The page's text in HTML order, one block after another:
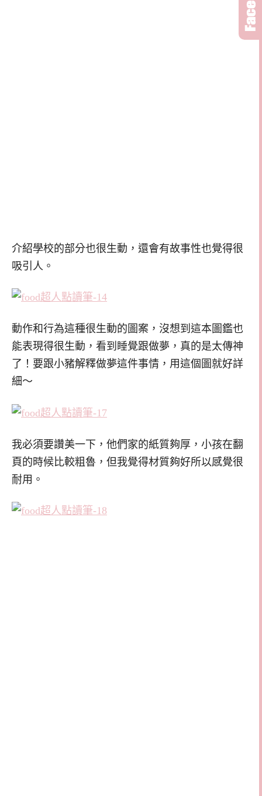
介紹學校的部分也很生動，還會有故事性也覺得很
吸引人。
動作和行為這種很生動的圖案，沒想到這本圖鑑也
能表現得很生動，看到睡覺跟做夢，真的是太傳神
了！要跟小豬解釋做夢這件事情，用這個圖就好詳
細～
我必須要讚美一下，他們家的紙質夠厚，小孩在翻
頁的時候比較粗魯，但我覺得材質夠好所以感覺很
耐用。